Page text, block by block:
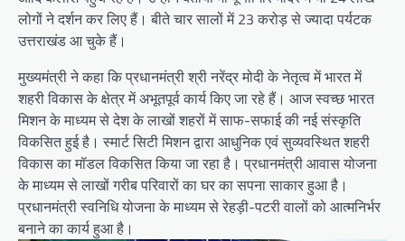
लोगों ने दर्शन कर लिए हैं। बीते चार सालों में 23 करोड़ से ज्यादा पर्यटक
उत्तराखंड आ चुके हैं।
मुख्यमंत्री ने कहा कि प्रधानमंत्री श्री नरेंद्र मोदी के नेतृत्व में भारत में
शहरी विकास के क्षेत्र में अभूतपूर्व कार्य किए जा रहे हैं। आज स्वच्छ भारत
मिशन के माध्यम से देश के लाखों शहरों में साफ-सफाई की नई संस्कृति
विकसित हुई है। स्मार्ट सिटी मिशन द्वारा आधुनिक एवं सुव्यवस्थित शहरी
विकास का मॉडल विकसित किया जा रहा है। प्रधानमंत्री आवास योजना
के माध्यम से लाखों गरीब परिवारों का घर का सपना साकार हुआ है।
प्रधानमंत्री स्वनिधि योजना के माध्यम से रेहड़ी-पटरी वालों को आत्मनिर्भर
बनाने का कार्य हुआ है।